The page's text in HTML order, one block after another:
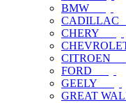
BMW
CADILLAC
CHERY
CITROEN
FORD
GEELY
GREAT